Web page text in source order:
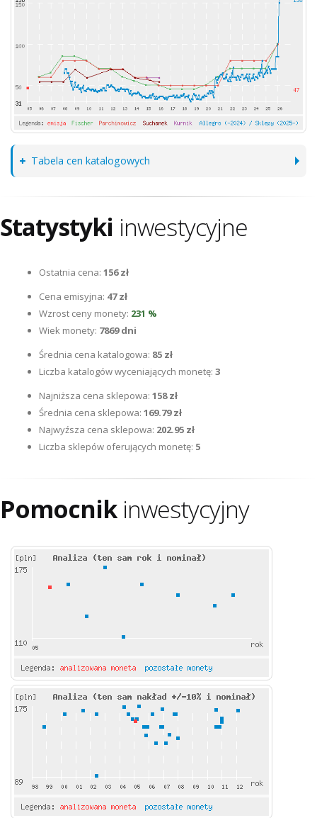
Tabela cen katalogowych
Statystyki inwestycyjne
Ostatnia cena: 156 zł
Cena emisyjna: 47 zł
Wzrost ceny monety: 231 %
Wiek monety: 7869 dni
Średnia cena katalogowa: 85 zł
Liczba katalogów wyceniających monetę: 3
Najniższa cena sklepowa: 158 zł
Średnia cena sklepowa: 169.79 zł
Najwyźsza cena sklepowa: 202.95 zł
Liczba sklepów oferujących monetę: 5
Pomocnikinwestycyjny